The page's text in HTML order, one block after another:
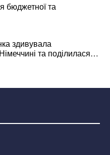
бюджетної та
здивувала
та поділилася